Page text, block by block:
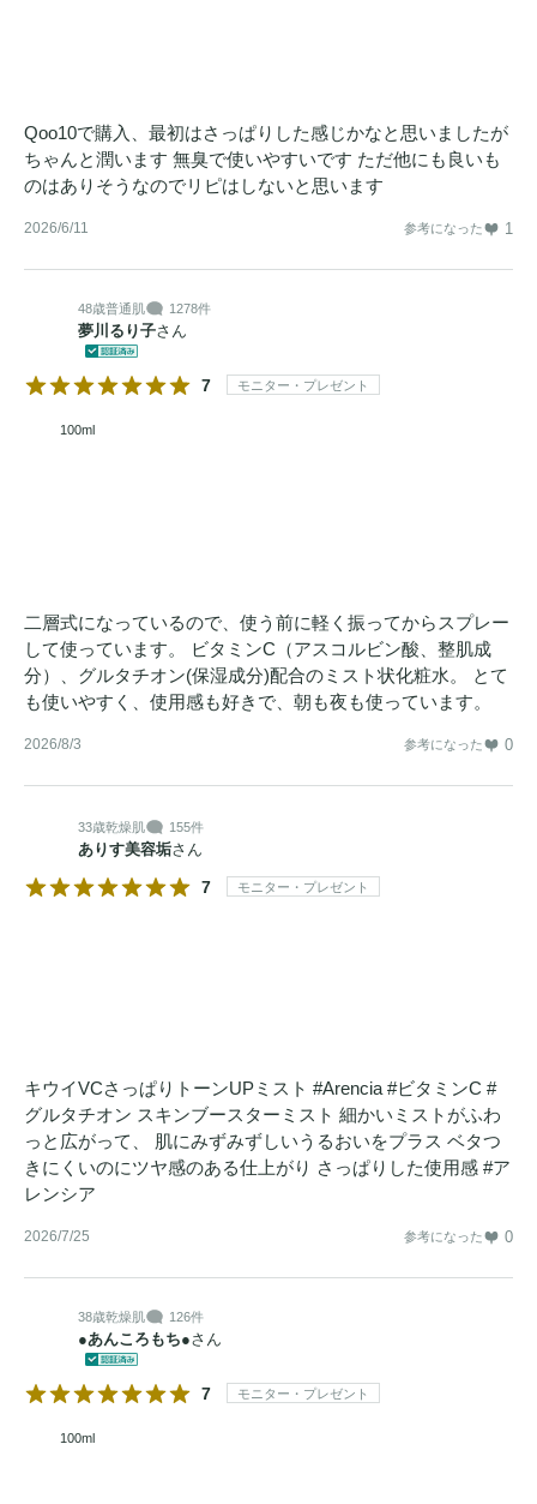
Qoo10で購入、最初はさっぱりした感じかなと思いましたが
ちゃんと潤います 無臭で使いやすいです ただ他にも良いも
のはありそうなのでリピはしないと思います
2026/6/11 参考になった 1
48歳普通肌 1278件
夢川るり子さん
7 モニター・プレゼント
100ml
二層式になっているので、使う前に軽く振ってからスプレー
して使っています。 ビタミンC（アスコルビン酸、整肌成
分）、グルタチオン(保湿成分)配合のミスト状化粧水。 とて
も使いやすく、使用感も好きで、朝も夜も使っています。
2026/8/3 参考になった 0
33歳乾燥肌 155件
ありす美容垢さん
7 モニター・プレゼント
キウイVCさっぱりトーンUPミスト #Arencia #ビタミンC #
グルタチオン スキンブースターミスト 細かいミストがふわ
っと広がって、 肌にみずみずしいうるおいをプラス ベタつ
きにくいのにツヤ感のある仕上がり さっぱりした使用感 #ア
レンシア
2026/7/25 参考になった 0
38歳乾燥肌 126件
●あんころもち●さん
7 モニター・プレゼント
100ml